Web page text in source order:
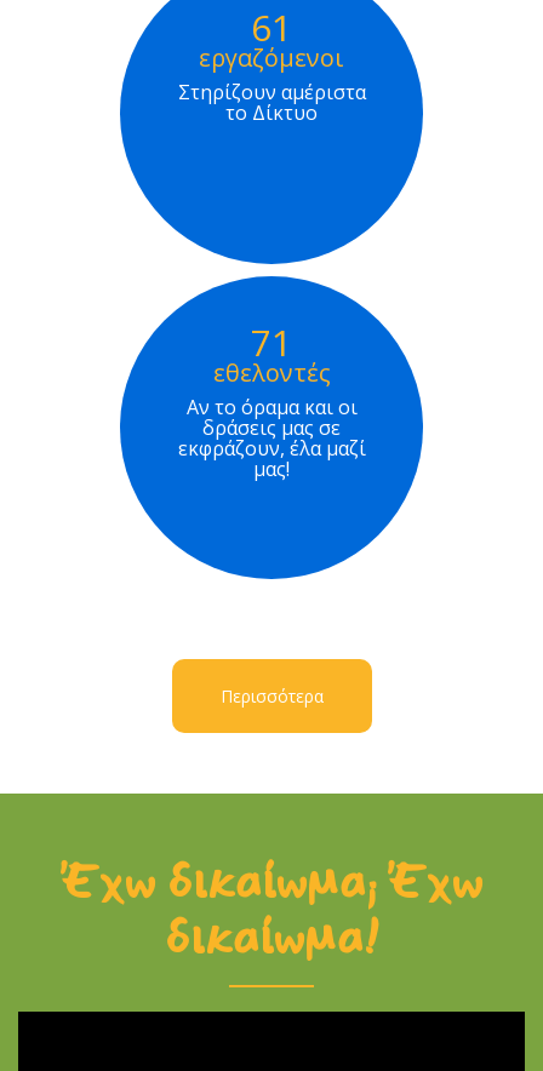
61
εργαζόμενοι
Στηρίζουν αμέριστα
το Δίκτυο
71
εθελοντές
Αν το όραμα και οι
δράσεις μας σε
εκφράζουν, έλα μαζί
μας!
Περισσότερα
Έχω δικαίωμα; Έχω
δικαίωμα!